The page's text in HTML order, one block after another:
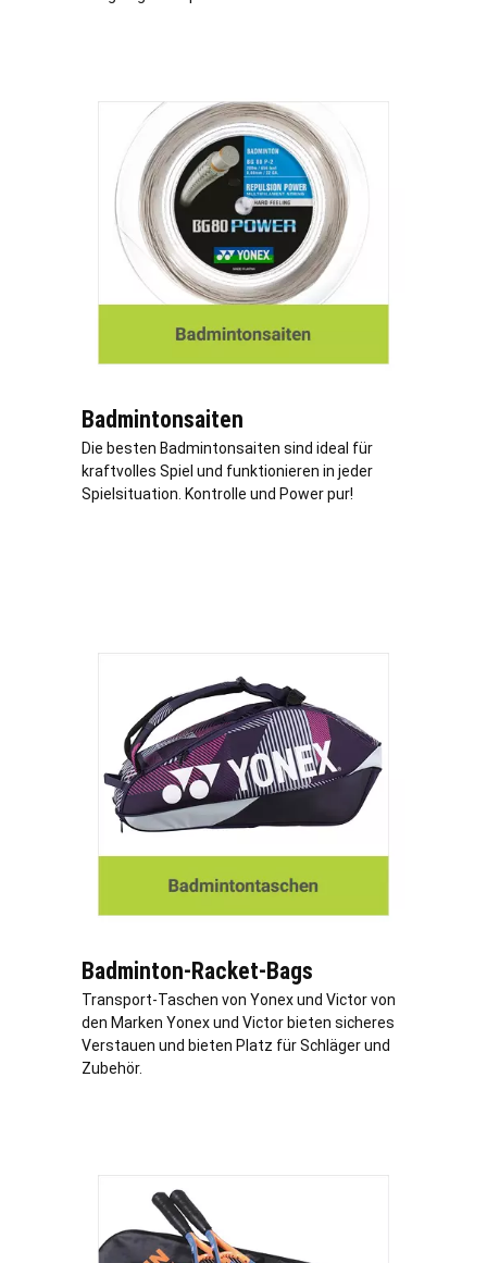
Badmintonsaiten
Die besten Badmintonsaiten sind ideal für
kraftvolles Spiel und funktionieren in jeder
Spielsituation. Kontrolle und Power pur!
Badminton-Racket-Bags
Transport-Taschen von Yonex und Victor von
den Marken Yonex und Victor bieten sicheres
Verstauen und bieten Platz für Schläger und
Zubehör.